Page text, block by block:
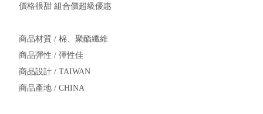
價格很甜 組合價超級優惠
商品材質 / 棉、聚酯纖維
商品彈性 / 彈性佳
商品設計 / TAIWAN
商品產地 / CHINA